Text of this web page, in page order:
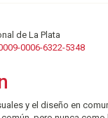
de La Plata
0006-6322-5348
y el diseño en